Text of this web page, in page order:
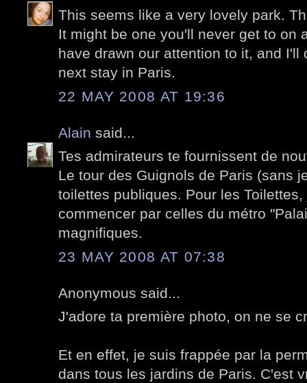
This seems like a very lovely park.
It might be one you'll never get to on
have drawn our attention to it, and I'll
next stay in Paris.
22 MAY 2008 AT 19:36
Alain said...
Tes admirateurs te fournissent de
Le tour des Guignols de Paris (sans
toilettes publiques. Pour les
commencer par celles du métro
magnifiques.
23 MAY 2008 AT 07:38
Anonymous said...
J'adore ta première photo, on ne se
Et en effet, je suis frappée par la
dans tous les jardins de Paris. C'est